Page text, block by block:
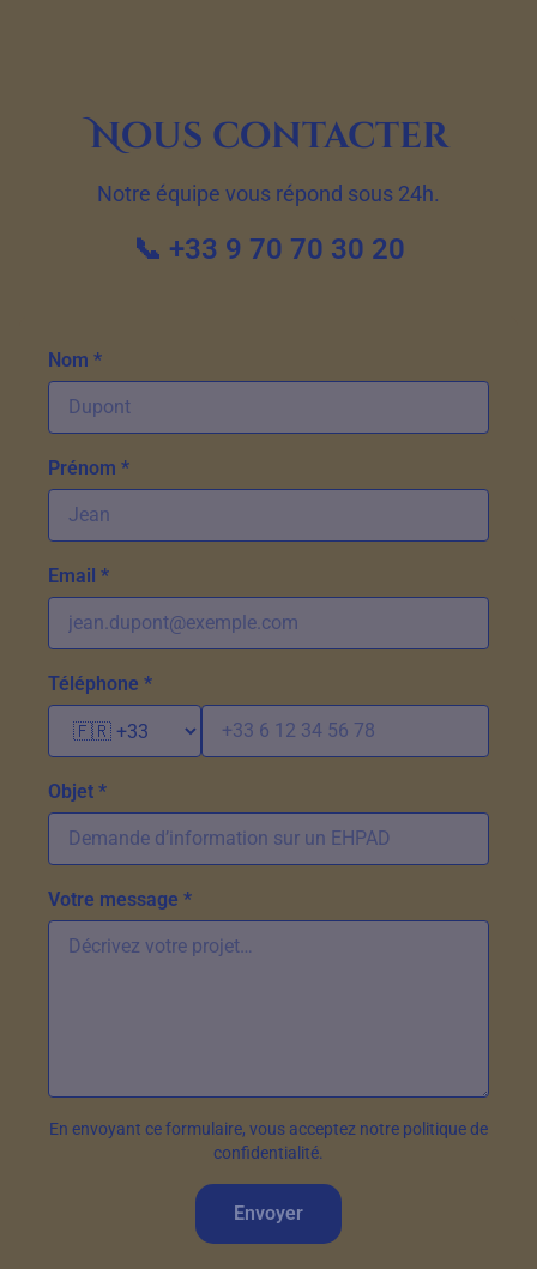
Nous contacter
Notre équipe vous répond sous 24h.
📞 +33 9 70 70 30 20
Nom *
Prénom *
Email *
Téléphone *
Objet *
Votre message *
En envoyant ce formulaire, vous acceptez notre politique de
confidentialité.
Envoyer